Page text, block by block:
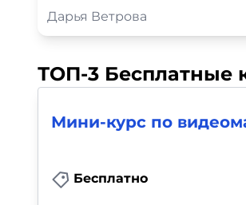
Дарья Ветрова
ТОП-3 Бесплатные
Мини-курс по
Бесплатно